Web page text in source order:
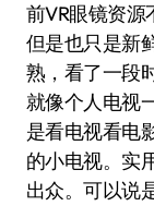
前VR眼镜资源
但是也只是新
熟，看了一段
就像个人电视
是看电视看电
的小电视。实
出众。可以说